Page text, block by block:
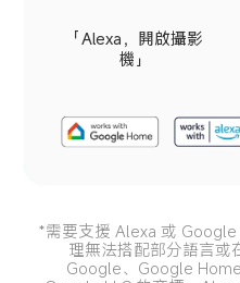
「Alexa，開啟攝影
機」
*需要支援 Alexa 或
理無法搭配部分語言或
Google、Google